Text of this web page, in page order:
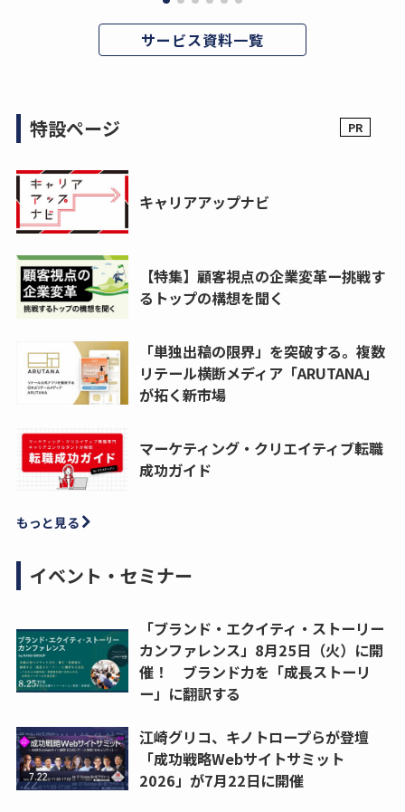
サービス資料一覧
特設ページ
キャリアアップナビ
【特集】顧客視点の企業変革ー挑戦す
るトップの構想を聞く
「単独出稿の限界」を突破する。複数
リテール横断メディア「ARUTANA」
が拓く新市場
マーケティング・クリエイティブ転職
成功ガイド
もっと見る
イベント・セミナー
「ブランド・エクイティ・ストーリー
カンファレンス」8月25日（火）に開
催！ ブランド力を「成長ストーリ
ー」に翻訳する
江崎グリコ、キノトロープらが登壇
「成功戦略Webサイトサミット
2026」が7月22日に開催